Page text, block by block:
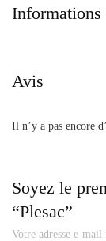
Informations
Avis
Il n’y a pas encore
Soyez le
“Plesac”
Votre adresse e-mail